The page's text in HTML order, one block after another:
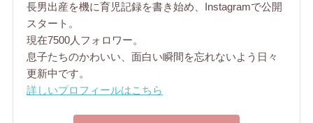
長男出産を機に育児記録を書き始め、Instagramで公開
スタート。
現在7500人フォロワー。
息子たちのかわいい、面白い瞬間を忘れないよう日々
更新中です。
詳しいプロフィールはこちら